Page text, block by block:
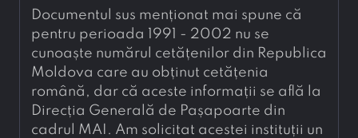
Documentul sus menționat mai spune că
pentru perioada 1991 - 2002 nu se
cunoaște numărul cetățenilor din Republica
Moldova care au obținut cetățenia
română, dar că aceste informații se află la
Direcția Generală de Pașapoarte din
cadrul MAI. Am solicitat acestei instituții un